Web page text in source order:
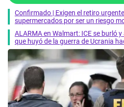
Confirmado | Exigen el retiro
supermercados por ser un riesgo
ALARMA en Walmart: ICE se burló
que huyó de la guerra de Ucrania